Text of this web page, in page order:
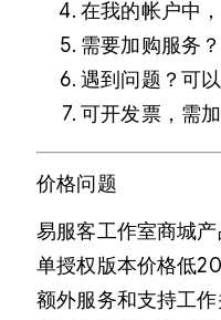
在我的帐户中
需要加购服务
遇到问题？可
可开发票，需加
价格问题
易服客工作室商城
单授权版本价格低
额外服务和支持工